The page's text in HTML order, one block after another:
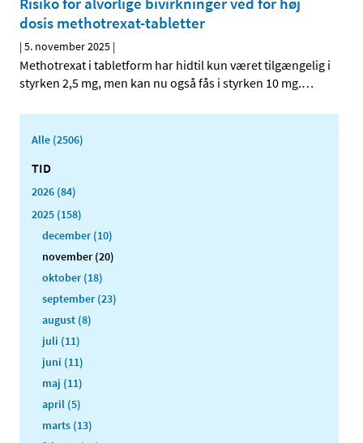
dosis methotrexat-tabletter
|5. november 2025 |
Methotrexat i tabletform har hidtil kun været tilgængelig i
styrken 2,5 mg, men kan nu også fås i styrken 10 mg.…
Alle (2506)
TID
2026 (84)
2025 (158)
december (10)
november (20)
oktober (18)
september (23)
august (8)
juli (11)
juni (11)
maj (11)
april (5)
marts (13)